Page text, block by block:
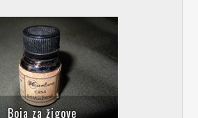
Boja za žigove